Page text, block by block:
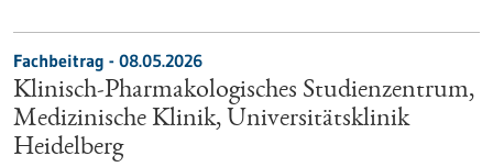
Fachbeitrag - 08.05.2026
Klinisch-Pharmakologisches Studienzentrum,
Medizinische Klinik, Universitätsklinik
Heidelberg